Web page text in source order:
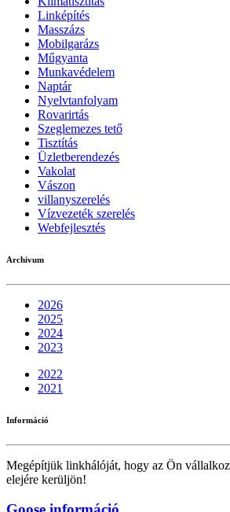
Linképítés
Masszázs
Mobilgarázs
Műgyanta
Munkavédelem
Naptár
Nyelvtanfolyam
Rovarirtás
Szeglemezes tető
Tisztítás
Üzletberendezés
Vakolat
Vászon
villanyszerelés
Vízvezeték szerelés
Webfejlesztés
Archivum
2026
2025
2024
2023
2022
2021
Információ
Megépítjük linkhálóját, hogy az Ön
elejére kerüljön!